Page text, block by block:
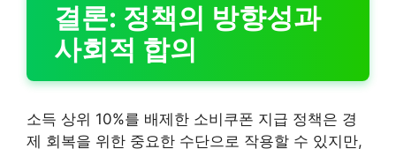
결론: 정책의 방향성과
사회적 합의
소득 상위 10%를 배제한 소비쿠폰 지급 정책은 경
제 회복을 위한 중요한 수단으로 작용할 수 있지만,